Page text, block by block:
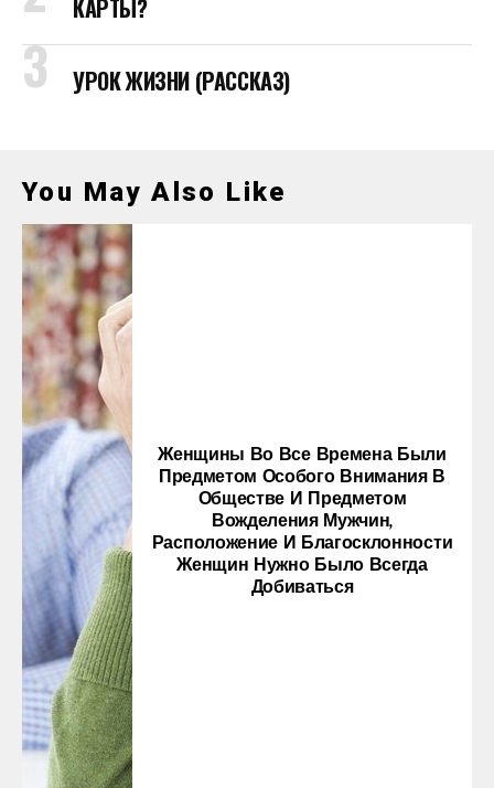
КАРТЫ?
УРОК ЖИЗНИ (РАССКАЗ)
You May Also Like
Женщины Во Все Времена Были
Предметом Особого Внимания В
Обществе И Предметом
Вожделения Мужчин,
Расположение И Благосклонности
Женщин Нужно Было Всегда
Добиваться